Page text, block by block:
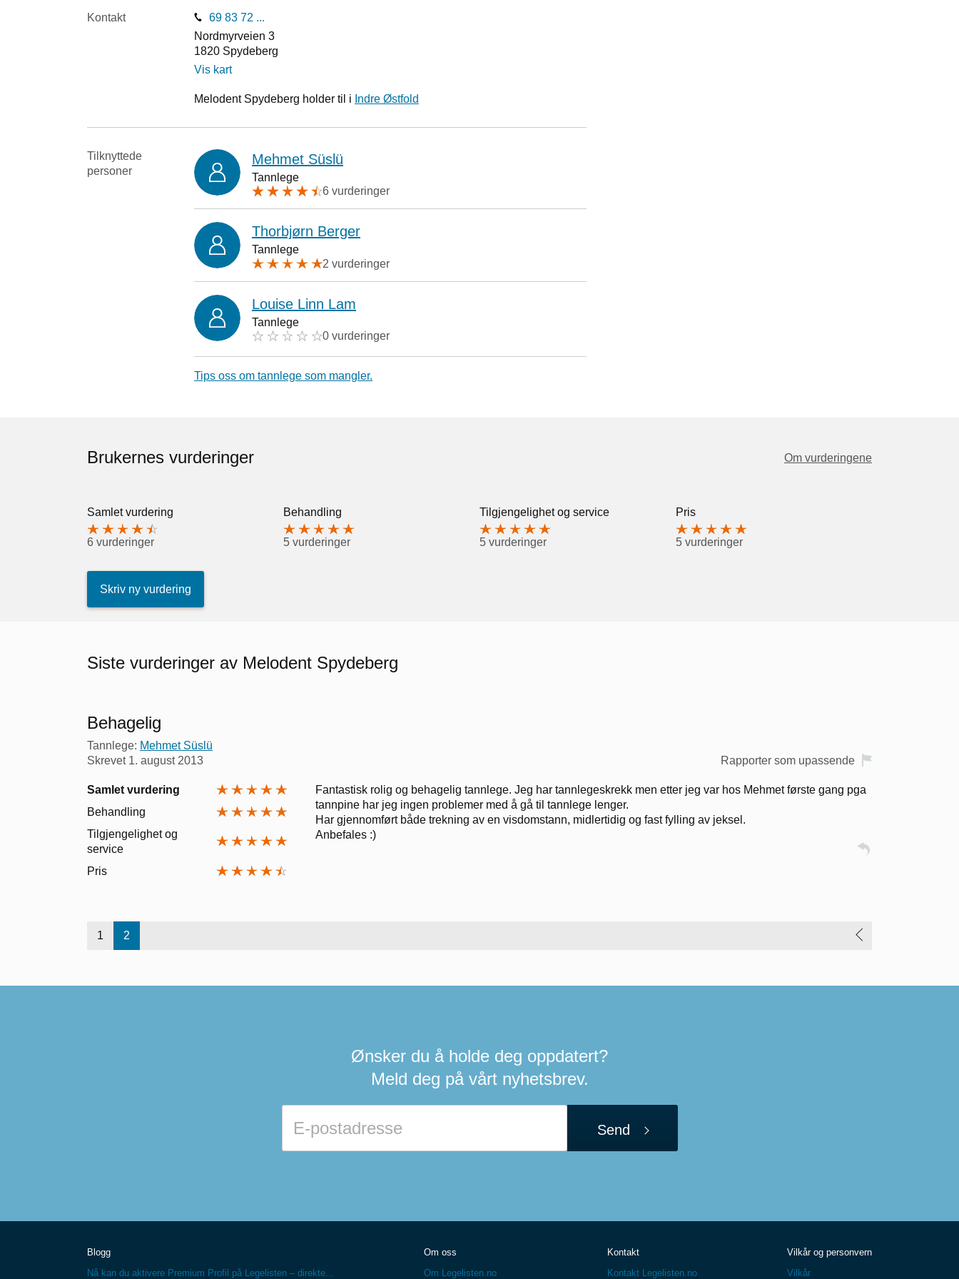
Kontakt
69 83 72 ...
Nordmyrveien 3
1820 Spydeberg
Vis kart
Melodent Spydeberg holder til i Indre Østfold
Tilknyttede
personer
Mehmet Süslü
Tannlege
6 vurderinger
Thorbjørn Berger
Tannlege
2 vurderinger
Louise Linn Lam
Tannlege
0 vurderinger
Tips oss om tannlege som mangler.
Brukernes vurderinger Om vurderingene
Samlet vurdering
6 vurderinger
Behandling
5 vurderinger
Tilgjengelighet og service
5 vurderinger
Pris
5 vurderinger
Skriv ny vurdering
Siste vurderinger av Melodent Spydeberg
Behagelig
Tannlege: Mehmet Süslü
Skrevet 1. august 2013 Rapporter som upassende
Samlet vurdering
Behandling
Tilgjengelighet og
service
Pris
Fantastisk rolig og behagelig tannlege. Jeg har tannlegeskrekk men etter jeg var hos Mehmet første gang pga
tannpine har jeg ingen problemer med å gå til tannlege lenger.
Har gjennomført både trekning av en visdomstann, midlertidig og fast fylling av jeksel.
Anbefales :)
1 2
Ønsker du å holde deg oppdatert?
Meld deg på vårt nyhetsbrev.
Send
Blogg
Nå kan du aktivere Premium Profil på Legelisten – direkte...
Om oss
Om Legelisten.no
Kontakt
Kontakt Legelisten.no
Vilkår og personvern
Vilkår